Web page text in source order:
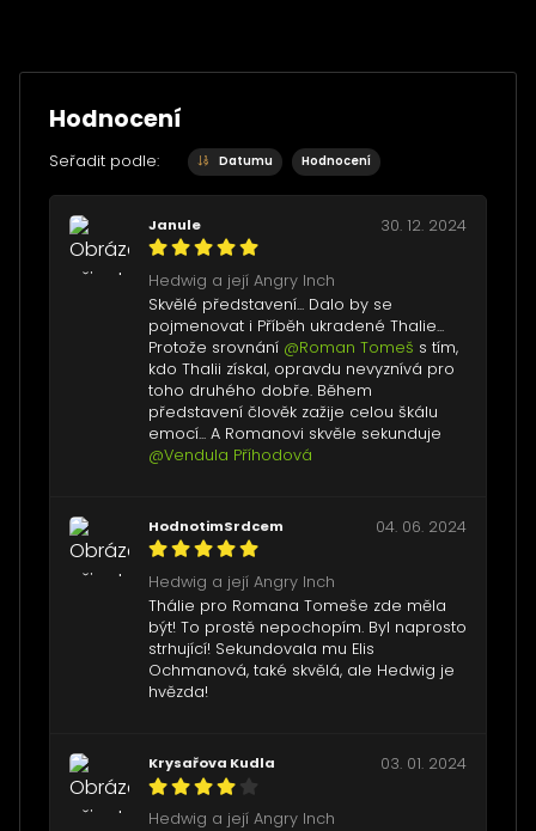
Hodnocení
Seřadit podle: Datumu Hodnocení
Janule 30. 12. 2024
Hedwig a její Angry Inch
Skvělé představení... Dalo by se
pojmenovat i Příběh ukradené Thalie...
Protože srovnání @Roman Tomeš s tím,
kdo Thalii získal, opravdu nevyznívá pro
toho druhého dobře. Během
představení člověk zažije celou škálu
emocí... A Romanovi skvěle sekunduje
@Vendula Příhodová
HodnotimSrdcem 04. 06. 2024
Hedwig a její Angry Inch
Thálie pro Romana Tomeše zde měla
být! To prostě nepochopím. Byl naprosto
strhující! Sekundovala mu Elis
Ochmanová, také skvělá, ale Hedwig je
hvězda!
Krysařova Kudla 03. 01. 2024
Hedwig a její Angry Inch